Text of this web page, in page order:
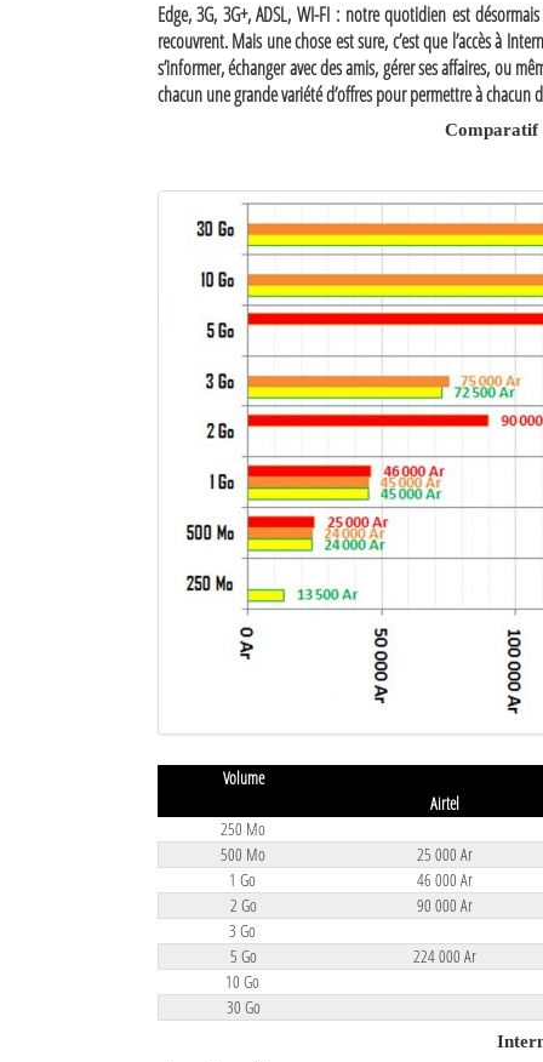
L'actualité du tourisme
La Tribune de Diego en PDF
Edge, 3G, 3G+, ADSL, WI-FI : notre quotidien est
recouvrent. Mais une chose est sure, c’est que l’accès à
s’informer, échanger avec des amis, gérer ses affaires, ou
chacun une grande variété d’offres pour permettre à
Comparatif
Volume
Airtel
250 Mo
500 Mo
25 000 Ar
1 Go
46 000 Ar
2 Go
90 000 Ar
3 Go
5 Go
224 000 Ar
10 Go
30 Go